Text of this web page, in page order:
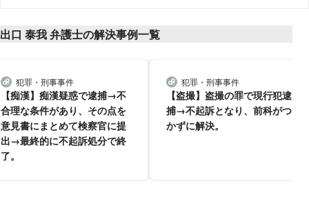
出口 泰我 弁護士の解決事例一覧
犯罪・刑事事件
分野
【痴漢】痴漢疑惑で逮捕→不
合理な条件があり、その点を
意見書にまとめて検察官に提
出→最終的に不起訴処分で終
了。
犯罪・刑事事件
分野
【盗撮】盗撮の罪で現行犯逮
捕→不起訴となり、前科がつ
かずに解決。